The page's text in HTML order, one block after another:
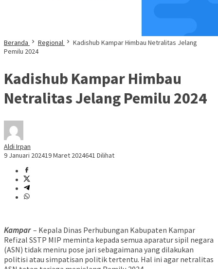
Beranda Regional
Kadishub Kampar Himbau Netralitas Jelang
Pemilu 2024
Kadishub Kampar Himbau
Netralitas Jelang Pemilu 2024
Aldi Irpan
9 Januari 202419 Maret 2024641 Dilihat
Kampar– Kepala Dinas Perhubungan Kabupaten Kampar
Refizal SSTP MIP meminta kepada semua aparatur sipil negara
(ASN) tidak meniru pose jari sebagaimana yang dilakukan
politisi atau simpatisan politik tertentu. Hal ini agar netralitas